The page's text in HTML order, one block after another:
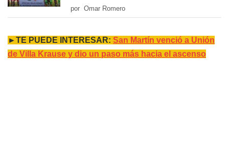
por Omar Romero
►TE PUEDE INTERESAR: San Martín venció a Unión
de Villa Krause y dio un paso más hacia el ascenso